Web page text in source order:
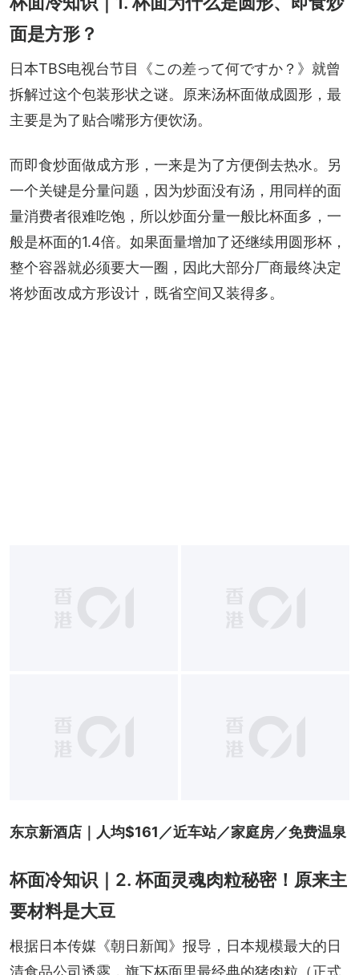
面是方形？
日本TBS电视台节目《この差って何ですか？》就曾
拆解过这个包装形状之谜。原来汤杯面做成圆形，最
主要是为了贴合嘴形方便饮汤。
而即食炒面做成方形，一来是为了方便倒去热水。另
一个关键是分量问题，因为炒面没有汤，用同样的面
量消费者很难吃饱，所以炒面分量一般比杯面多，一
般是杯面的1.4倍。如果面量增加了还继续用圆形杯，
整个容器就必须要大一圈，因此大部分厂商最终决定
将炒面改成方形设计，既省空间又装得多。
东京新酒店｜人均$161／近车站／家庭房／免费温泉
杯面冷知识｜2. 杯面灵魂肉粒秘密！原来主
要材料是大豆
根据日本传媒《朝日新闻》报导，日本规模最大的日